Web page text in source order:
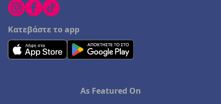
Κατεβάστε το app
As Featured On